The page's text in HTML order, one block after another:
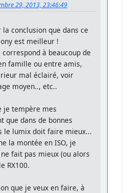
29, 2013, 23:46:49
conclusion que dans ce
est meilleur !
à beaucoup de
famille ou entre amis,
mal éclairé, voir
moyen.., etc..
je tempère mes
que dans de bonnes
le lumix doit faire mieux...
la montée en ISO, je
fait pas mieux (ou alors
RX100.
que je veux en faire, à